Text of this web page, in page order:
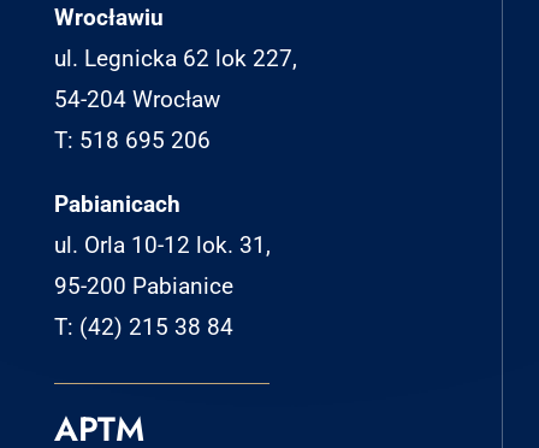
Wrocławiu
ul. Legnicka 62 lok 227,
54-204 Wrocław
T: 518 695 206
Pabianicach
ul. Orla 10-12 lok. 31,
95-200 Pabianice
T: (42) 215 38 84
APTM